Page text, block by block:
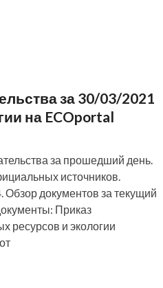
за 30/03/2021
на ECOportal
за прошедший день.
источников.
Обзор документов за текущий
Приказ
ресурсов и экологии